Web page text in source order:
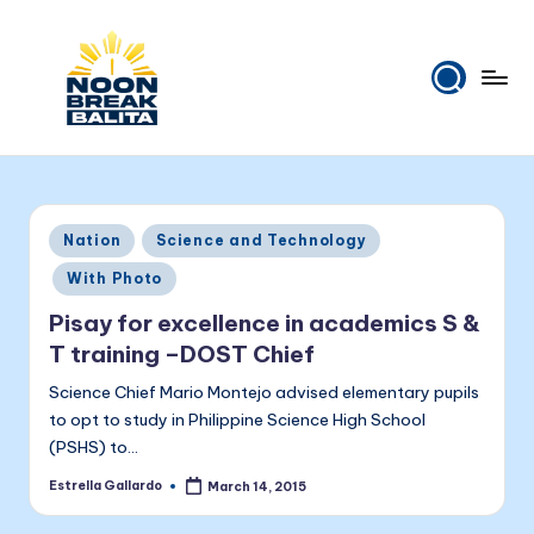
o
n
B
r
e
a
k
B
tuwing
tanghali.
Posted
in
Nation Science and Technology
With Photo
Pisay for excellence in academics S &
T training –DOST Chief
Science Chief Mario Montejo advised elementary pupils
to opt to study in Philippine Science High School
(PSHS) to…
Posted
Estrella Gallardo March 14, 2015